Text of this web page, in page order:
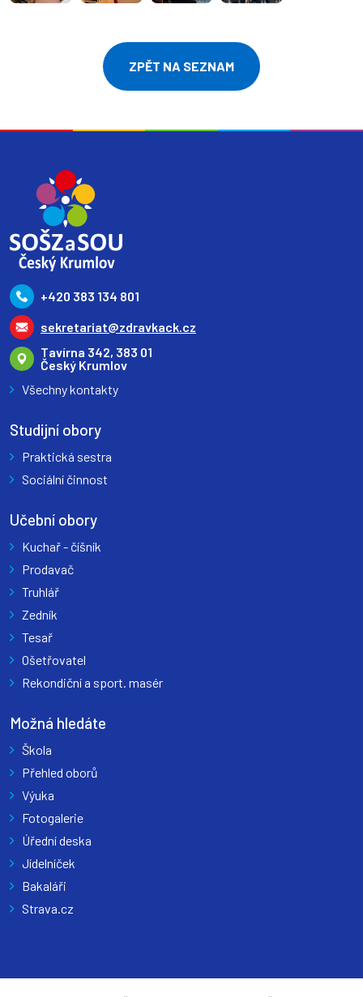
ZPĚT NA SEZNAM
+420 383 134 801
sekretariat@zdravkack.cz
Tavírna 342, 383 01
Český Krumlov
Všechny kontakty
Studijní obory
Praktická sestra
Sociální činnost
Učební obory
Kuchař - číšník
Prodavač
Truhlář
Zedník
Tesař
Ošetřovatel
Rekondiční a sport. masér
Možná hledáte
Škola
Přehled oborů
Výuka
Fotogalerie
Úřední deska
Jídelníček
Bakaláři
Strava.cz